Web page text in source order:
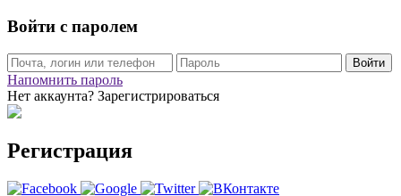
Войти с паролем
Войти
Напомнить пароль
Нет аккаунта? Зарегистрироваться
Регистрация